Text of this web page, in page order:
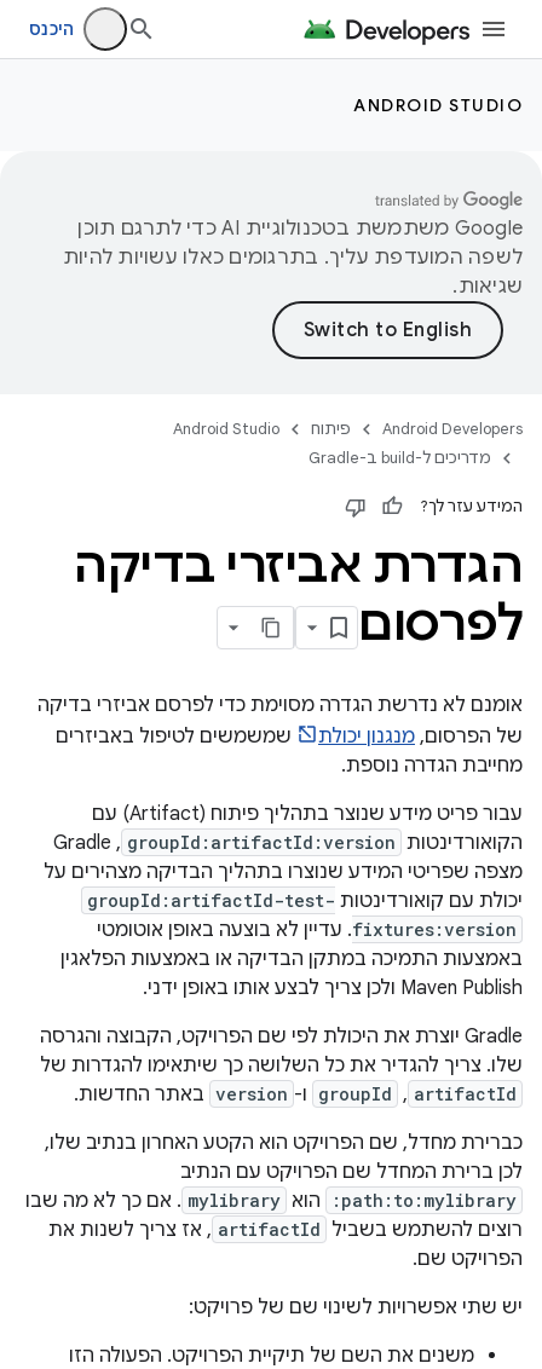
היכנס
ANDROID STUDIO
‫Google משתמשת בטכנולוגיית AI כדי לתרגם תוכן
לשפה המועדפת עליך. בתרגומים כאלו עשויות להיות
שגיאות.
Android Developers פיתוח
Android Studio
מדריכים ל-build ב-Gradle
המידע עזר לך?
הגדרת אביזרי בדיקה
לפרסום
אומנם לא נדרשת הגדרה מסוימת כדי לפרסם אביזרי בדיקה
של הפרסום, מנגנון יכולת
שמשמשים לטיפול באביזרים
מחייבת הגדרה נוספת.
עבור פריט מידע שנוצר בתהליך פיתוח (Artifact) עם
הקואורדינטות groupId:artifactId:version
, Gradle
מצפה שפריטי המידע שנוצרו בתהליך הבדיקה מצהירים על
יכולת עם קואורדינטות groupId:artifactId-test-
fixtures:version. עדיין לא בוצעה באופן אוטומטי
באמצעות התמיכה במתקן הבדיקה או באמצעות הפלאגין
Maven Publish ולכן צריך לבצע אותו באופן ידני.
Gradle יוצרת את היכולת לפי שם הפרויקט, הקבוצה והגרסה
שלו. צריך להגדיר את כל השלושה כך שיתאימו להגדרות של
artifactId
,
groupId ו- version באתר החדשות.
כברירת מחדל, שם הפרויקט הוא הקטע האחרון בנתיב שלו,
לכן ברירת המחדל שם הפרויקט עם הנתיב
:path:to:mylibrary הוא mylibrary . אם כך לא מה שבו
רוצים להשתמש בשביל artifactId , אז צריך לשנות את
הפרויקט שם.
יש שתי אפשרויות לשינוי שם של פרויקט:
משנים את השם של תיקיית הפרויקט. הפעולה הזו